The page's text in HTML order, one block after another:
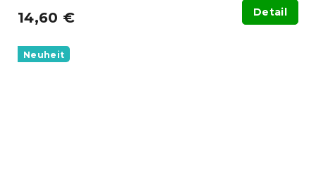
14,60 € Detail
Neuheit